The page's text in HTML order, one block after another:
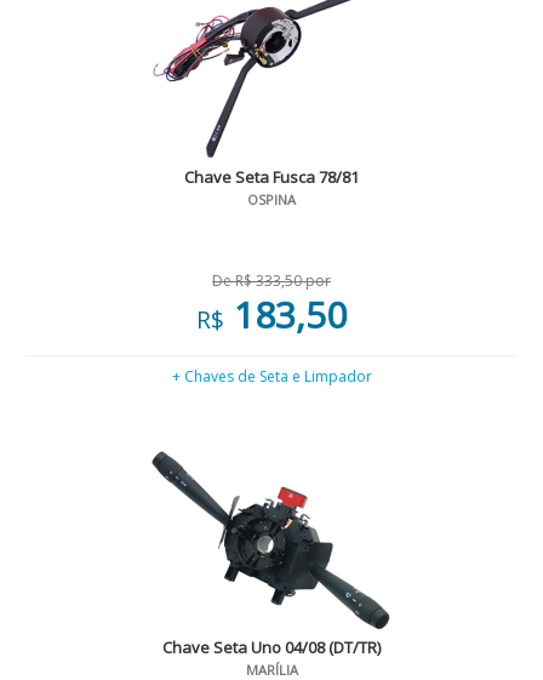
Chave Seta Fusca 78/81
OSPINA
De R$ 333,50 por
R$ 183,50
+ Chaves de Seta e Limpador
Chave Seta Uno 04/08 (DT/TR)
MARÍLIA